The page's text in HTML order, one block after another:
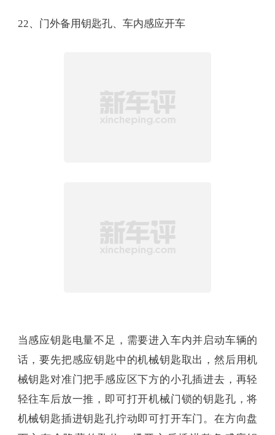
22、门外备用钥匙孔、车内感应开车
当感应钥匙电量不足，需要进入车内并启动车辆的
话，要先把感应钥匙中的机械钥匙取出，然后用机
械钥匙对准门把手感应区下方的小孔插进去，再轻
轻往车后放一推，即可打开机械门锁的钥匙孔，将
机械钥匙插进钥匙孔拧动即可打开车门。在方向盘